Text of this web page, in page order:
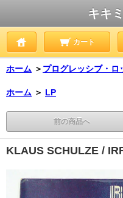
キキ
カート
ホーム ＞ プログレッシブ・ロ
ホーム ＞ LP
前の商品へ
KLAUS SCHULZE /